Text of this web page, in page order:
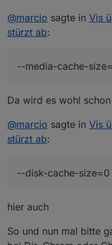
@marcio sagte in Vis
stürzt ab:
--media-cache-
Da wird es wohl
@marcio sagte in Vis
stürzt ab:
--disk-cache-size=0
hier auch
So und nun mal bitte